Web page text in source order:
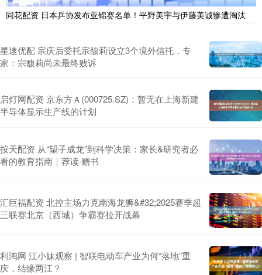
同花配资 日本乒协发布亚锦赛名单！平野美宇与伊藤美诚惨遭淘汰
星速优配 宗庆后委托宗馥莉设立3个境外信托，专
家：宗馥莉尚未最终败诉
启灯网配资 京东方Ａ(000725.SZ)：暂无在上海新建
半导体显示生产线的计划
按天配资 从“望子成龙”到科学决策：家长&研究者必
看的教育指南｜荐读·赠书
汇巨福配资 北控主场力克南海龙狮&#32;2025赛季超
三联赛北京（西城）争霸赛拉开战幕
利鸿网 江小妹观察 | 智联电动车产业为何“落地”重
庆，结缘两江？